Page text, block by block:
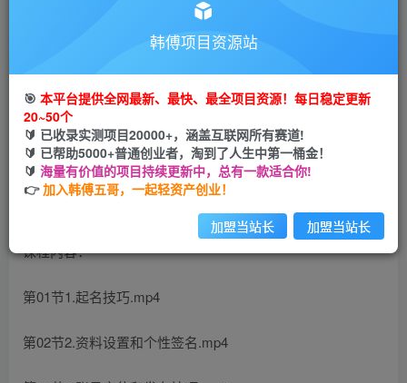
金币9.9金币99
立即购买
您当前未登录！建议登陆后购买，可保存购买订单
课程内容：
第01节1.起名技巧.mp4
第02节2.资料设置和个性签名.mp4
韩傅项目资源站
🎯 本平台提供全网最新、最快、最全项目资源！每日稳定更新
20~50个
🔰 已收录实测项目20000+，涵盖互联网所有赛道!
🔰 已帮助5000+普通创业者，淘到了人生中第一桶金！
🔰 海量有价值的项目持续更新中，总有一款适合你!
👉加入韩傅五哥，一起轻资产创业！
加盟当站长 加盟当站长